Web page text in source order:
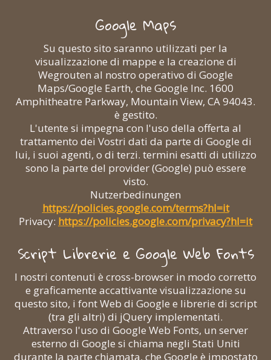
Google Maps
Su questo sito saranno utilizzati per la
visualizzazione di mappe e la creazione di
Wegrouten al nostro operativo di Google
Maps/Google Earth, che Google Inc. 1600
Amphitheatre Parkway, Mountain View, CA 94043.
è gestito.
L'utente si impegna con l'uso della offerta al
trattamento dei Vostri dati da parte di Google di
lui, i suoi agenti, o di terzi. termini esatti di utilizzo
sono la parte del provider (Google) può essere
visto.
Nutzerbedinungen
https://policies.google.com/terms?hl=it
Privacy: https://policies.google.com/privacy?hl=it
Script Librerie e Google Web Fonts
I nostri contenuti è cross-browser in modo corretto
e graficamente accattivante visualizzazione su
questo sito, i font Web di Google e librerie di script
(tra gli altri) di jQuery implementati.
Attraverso l'uso di Google Web Fonts, un server
esterno di Google si chiama negli Stati Uniti
durante la parte chiamata, che Google è impostato